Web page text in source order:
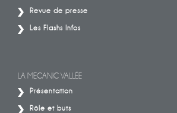
Revue de presse
Les Flashs Infos
LA MECANIC VALLÉE
Présentation
Rôle et buts